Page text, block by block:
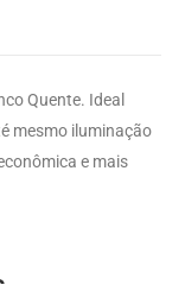
Quente. Ideal
mesmo iluminação
e mais